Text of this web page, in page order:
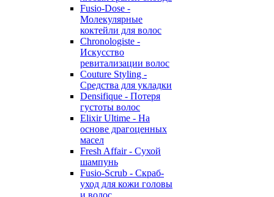
Fusio-Dose -
Молекулярные
коктейли для волос
Chronologiste -
Искусство
ревитализации волос
Couture Styling -
Средства для укладки
Densifique - Потеря
густоты волос
Elixir Ultime - На
основе драгоценных
масел
Fresh Affair - Сухой
шампунь
Fusio-Scrub - Скраб-
уход для кожи головы
и волос